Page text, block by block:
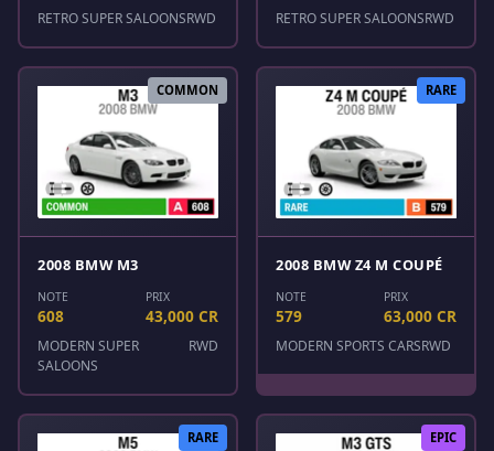
RETRO SUPER SALOONSRWD RETRO SUPER SALOONSRWD
COMMON
2008 BMW M3
NOTE
608
PRIX
43,000 CR
MODERN SUPER
SALOONS
RWD
RARE
2008 BMW Z4 M COUPÉ
NOTE
579
PRIX
63,000 CR
MODERN SPORTS CARSRWD
RARE EPIC